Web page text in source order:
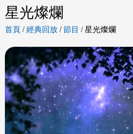
星光燦爛
首頁 /經典回放 /節目 /星光燦爛